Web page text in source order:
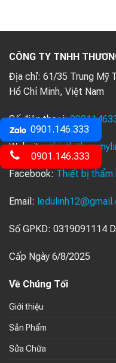
CÔNG TY TNHH
Địa chỉ: 61/35 Trung Mỹ
Hồ Chí Minh, Việt Nam
Số điện thoại:
Website:
Facebook: Thiết bị thẩm
Email:
Số GPKD: 0319091114
Cấp Ngày 6/8/2025
Về Chúng Tối
Giới thiệu
Sản Phẩm
Sửa Chữa
0901.146.333
0901.146.333